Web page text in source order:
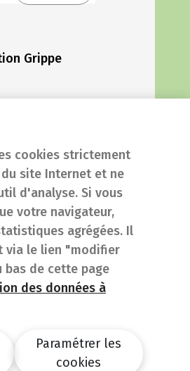
cookies strictement
site Internet et ne
d'analyse. Si vous
votre navigateur,
agrégées. Il
via le lien "modifier
de cette page
des données à
Paramétrer les
cookies
Grippe